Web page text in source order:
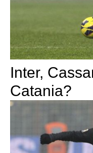
Inter,
Catania?